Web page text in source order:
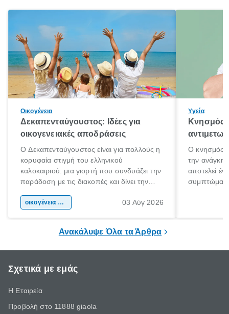
Οικογένεια
Δεκαπενταύγουστος: Ιδέες για
οικογενειακές αποδράσεις
Ο Δεκαπενταύγουστος είναι για πολλούς η
κορυφαία στιγμή του ελληνικού
καλοκαιριού: μια γιορτή που συνδυάζει την
παράδοση με τις διακοπές και δίνει την
χώρας. Είτε πρόκειται για λίγες μέρες
οικογένεια & παιδί 03 Αύγ 2026
Υγεία
Κνησμός:
Ο κνησμός
την ανάγκη
αποτελεί
Ανακάλυψε Όλα τα Άρθρα
Σχετικά με εμάς
Η Εταιρεία
Προβολή στο 11888 giaola